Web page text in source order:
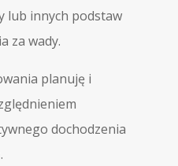
lub innych podstaw
za wady.
planuję i
dochodzenia